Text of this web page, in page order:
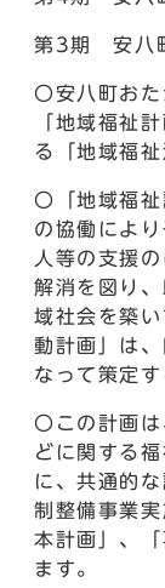
第3期 安八
〇安八町お
「地域福祉
る「地域福
〇「地域福
の協働によ
人等の支援
解消を図り
域社会を築
動計画」は
なって策定
〇この計画
どに関する
に、共通的
制整備事業
本計画」、
ます。